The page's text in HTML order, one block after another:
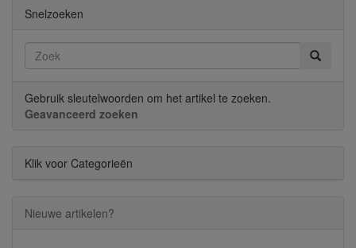
Snelzoeken
Gebruik sleutelwoorden om het artikel te zoeken.
Geavanceerd zoeken
Klik voor Categorieën
Nieuwe artikelen?